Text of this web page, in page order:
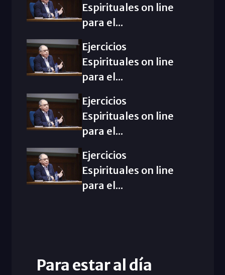
Espirituales on line
para el...
Ejercicios
Espirituales on line
para el...
Ejercicios
Espirituales on line
para el...
Ejercicios
Espirituales on line
para el...
Para estar al día